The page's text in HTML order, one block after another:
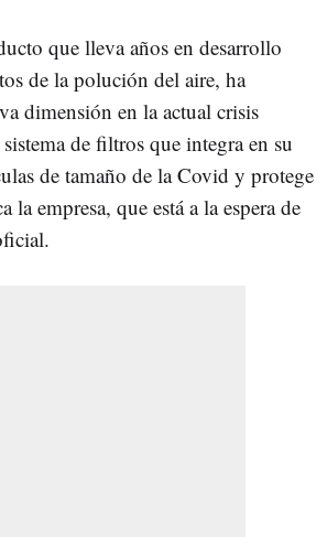
que lleva años en desarrollo
de la polución del aire, ha
dimensión en la actual crisis
de filtros que integra en su
de tamaño de la Covid y protege
la empresa, que está a la espera de